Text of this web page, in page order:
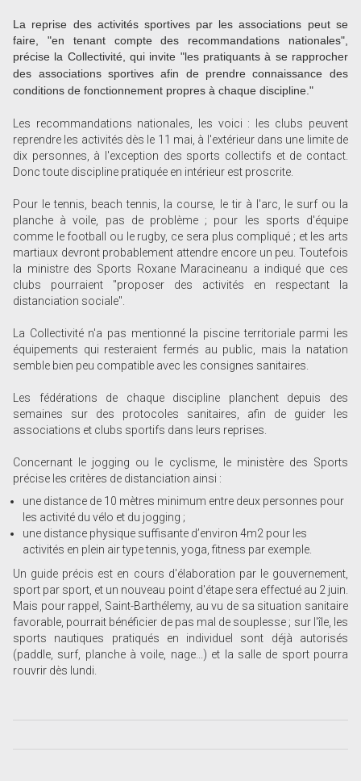
La reprise des activités sportives par les associations peut se
faire, "en tenant compte des recommandations nationales",
précise la Collectivité, qui invite "les pratiquants à se rapprocher
des associations sportives afin de prendre connaissance des
conditions de fonctionnement propres à chaque discipline."
Les recommandations nationales, les voici : les clubs peuvent
reprendre les activités dès le 11 mai, à l'extérieur dans une limite de
dix personnes, à l'exception des sports collectifs et de contact.
Donc toute discipline pratiquée en intérieur est proscrite.
Pour le tennis, beach tennis, la course, le tir à l'arc, le surf ou la
planche à voile, pas de problème ; pour les sports d'équipe
comme le football ou le rugby, ce sera plus compliqué ; et les arts
martiaux devront probablement attendre encore un peu. Toutefois
la ministre des Sports Roxane Maracineanu a indiqué que ces
clubs pourraient "proposer des activités en respectant la
distanciation sociale".
La Collectivité n'a pas mentionné la piscine territoriale parmi les
équipements qui resteraient fermés au public, mais la natation
semble bien peu compatible avec les consignes sanitaires.
Les fédérations de chaque discipline planchent depuis des
semaines sur des protocoles sanitaires, afin de guider les
associations et clubs sportifs dans leurs reprises.
Concernant le jogging ou le cyclisme, le ministère des Sports
précise les critères de distanciation ainsi :
une distance de 10 mètres minimum entre deux personnes pour
les activité du vélo et du jogging ;
une distance physique suffisante d’environ 4m2 pour les
activités en plein air type tennis, yoga, fitness par exemple.
Un guide précis est en cours d'élaboration par le gouvernement,
sport par sport, et un nouveau point d'étape sera effectué au 2 juin.
Mais pour rappel, Saint-Barthélemy, au vu de sa situation sanitaire
favorable, pourrait bénéficier de pas mal de souplesse ; sur l'île, les
sports nautiques pratiqués en individuel sont déjà autorisés
(paddle, surf, planche à voile, nage...) et la salle de sport pourra
rouvrir dès lundi.